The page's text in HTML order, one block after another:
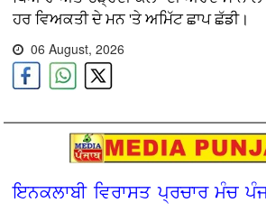
ਹਰ ਵਿਅਕਤੀ ਦੇ ਮਨ 'ਤੇ ਅਮਿੱਟ ਛਾਪ ਛੱਡੀ।
06 August, 2026
ਇਨਕਲਾਬੀ ਵਿਰਾਸਤ ਪ੍ਰਚਾਰ ਮੰਚ